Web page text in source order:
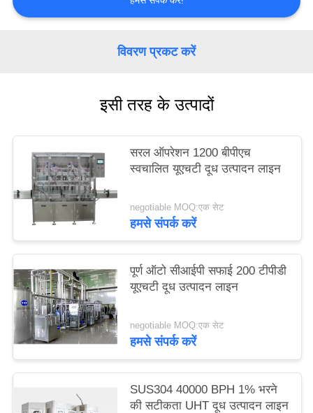
PRIVACY
विवरण प्रकट करें
इसी तरह के उत्पादों
सरल ऑपरेशन 1200 बीपीएच
स्वचालित यूएचटी दूध उत्पादन लाइन
negotiable MOQ:एक सेट
हमसे संपर्क करें
पूर्ण ऑटो सीआईपी सफाई 200 टीपीडी
यूएचटी दूध उत्पादन लाइन
negotiable MOQ:एक सेट
हमसे संपर्क करें
SUS304 40000 BPH 1% भरने
की सटीकता UHT दूध उत्पादन लाइन